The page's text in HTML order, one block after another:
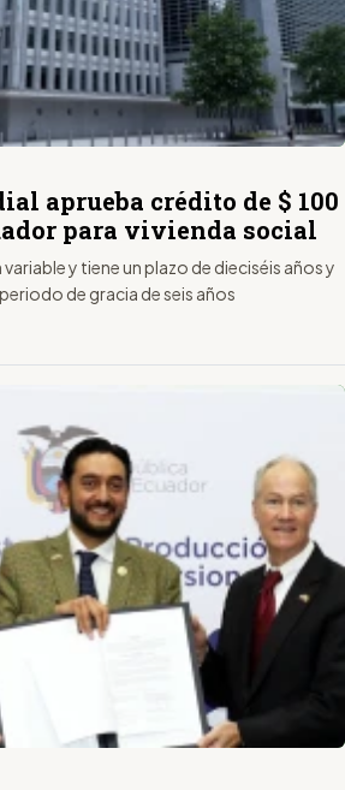
aprueba crédito de $ 100
para vivienda social
y tiene un plazo de dieciséis años y
de gracia de seis años